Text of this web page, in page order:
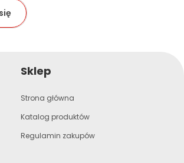
Sklep
Strona główna
Katalog produktów
Regulamin zakupów